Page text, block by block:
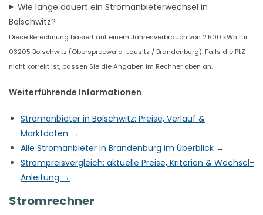
Wie lange dauert ein Stromanbieterwechsel in
Bolschwitz?
Diese Berechnung basiert auf einem Jahresverbrauch von 2.500 kWh für
03205 Bolschwitz (Oberspreewald-Lausitz / Brandenburg). Falls die PLZ
nicht korrekt ist, passen Sie die Angaben im Rechner oben an.
Weiterführende Informationen
Stromanbieter in Bolschwitz: Preise, Verlauf &
Marktdaten →
Alle Stromanbieter in Brandenburg im Überblick →
Strompreisvergleich: aktuelle Preise, Kriterien & Wechsel-
Anleitung →
Stromrechner